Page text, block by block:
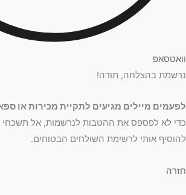
וואטסאפ
נרשמת בהצלחה, תודה!
לפעמים מיילים מגיעים לתקיית מכירות או
כדי לא לפספס את ההטבות לנרשמות, אל תשכחי
להוסיף אותי לרשימת השולחים הבטוחים.
חזרה